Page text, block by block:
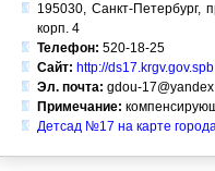
195030, Санкт-Петербург,
корп. 4
Телефон: 520-18-25
Сайт: http://
Эл. почта: gdou-
Примечание:
Детсад №17 на карте